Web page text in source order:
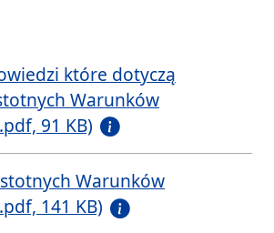
które dotyczą
Warunków
91 KB)
Warunków
141 KB)